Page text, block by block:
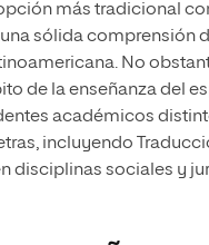
más tradicional
sólida comprensión
No
de la enseñanza del
académicos
incluyendo
disciplinas sociales y